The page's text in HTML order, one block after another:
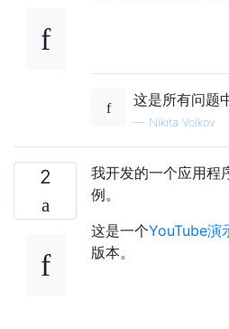
这是所有问题
— Nikita Volkov
2
我开发的一个应用
例。
这是一个YouTube演
版本。